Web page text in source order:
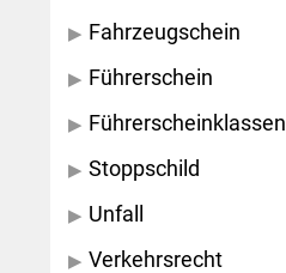
Fahrzeugschein
Führerschein
Führerscheinklassen
Stoppschild
Unfall
Verkehrsrecht